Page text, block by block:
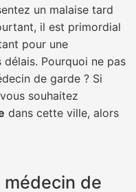
un malaise tard
il est primordial
pour une
Pourquoi ne pas
de garde ? Si
souhaitez
dans cette ville, alors
de